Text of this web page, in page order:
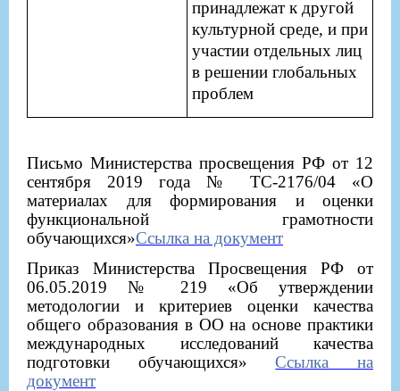
принадлежат к другой
культурной среде, и при
участии отдельных лиц
в решении глобальных
проблем​
Письмо Министерства просвещения РФ от 12
сентября 2019 года № ТС-2176/04 «О
материалах для формирования и оценки
функциональной грамотности
обучающихся»Ссылка на документ
Приказ Министерства Просвещения РФ от
06.05.2019 № 219 «Об утверждении
методологии и критериев оценки качества
общего образования в ОО на основе практики
международных исследований качества
подготовки обучающихся»Ссылка на
документ